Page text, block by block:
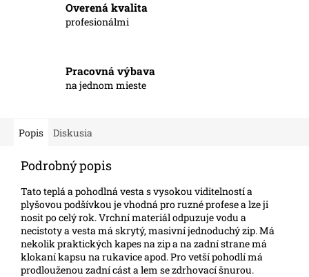
Overená kvalita
profesionálmi
Pracovná výbava
na jednom mieste
Popis Diskusia
Podrobný popis
Tato teplá a pohodlná vesta s vysokou viditelností a
plyšovou podšívkou je vhodná pro ruzné profese a lze ji
nosit po celý rok. Vrchní materiál odpuzuje vodu a
necistoty a vesta má skrytý, masivní jednoduchý zip. Má
nekolik praktických kapes na zip a na zadní strane má
klokaní kapsu na rukavice apod. Pro vetší pohodlí má
prodlouženou zadní cást a lem se zdrhovací šnurou.